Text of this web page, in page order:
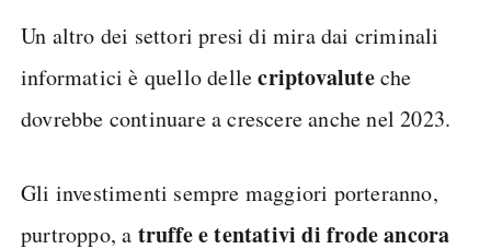
Un altro dei settori presi di mira dai criminali
informatici è quello dellecriptovaluteche
dovrebbe continuare a crescere anche nel 2023.
Gli investimenti sempre maggiori porteranno,
purtroppo, a truffe e tentativi di frode ancora